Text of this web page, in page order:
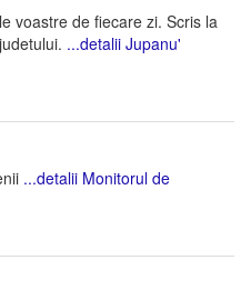
voastre de fiecare zi. Scris la
...detalii Jupanu'
...detalii Monitorul de